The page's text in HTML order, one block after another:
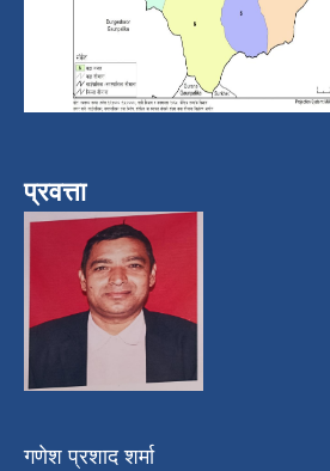
प्रवत्ता
गणेश प्रशाद शर्मा